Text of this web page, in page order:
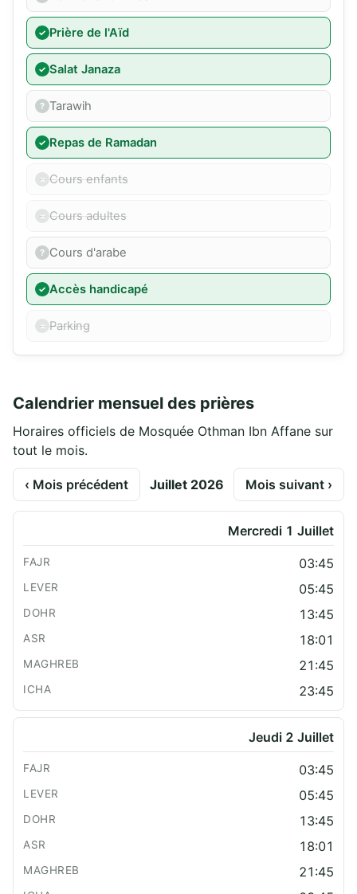
Prière de l'Aïd
Salat Janaza
Tarawih
Repas de Ramadan
Cours enfants
Cours adultes
Cours d'arabe
Accès handicapé
Parking
Calendrier mensuel des prières
Horaires officiels de Mosquée Othman Ibn Affane sur
tout le mois.
‹ Mois précédent Juillet 2026 Mois suivant ›
Mercredi 1 Juillet
03:45
05:45
13:45
18:01
21:45
23:45
Jeudi 2 Juillet
03:45
05:45
13:45
18:01
21:45